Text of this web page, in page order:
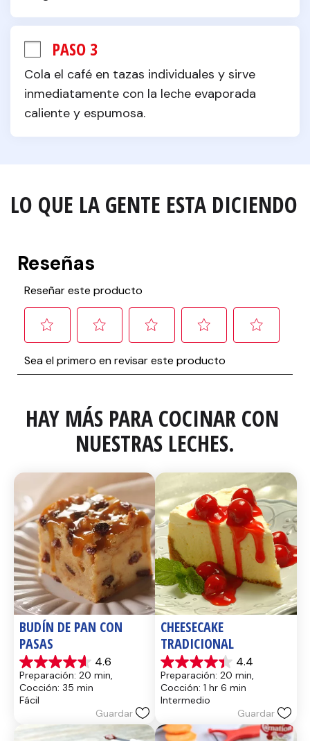
PASO 3
Cola el café en tazas individuales y sirve
inmediatamente con la leche evaporada
caliente y espumosa.
LO QUE LA GENTE ESTA DICIENDO
HAY MÁS PARA COCINAR CON
NUESTRAS LECHES.
BUDÍN DE PAN CON
PASAS
4.6
4.6
de
5
estrellas.
reseñas
Preparación: 20 min,
Cocción: 35 min
Fácil
Guardar
CHEESECAKE
TRADICIONAL
4.4
4.4
de
5
estrellas.
reseñas
Preparación: 20 min,
Cocción: 1 hr 6 min
Intermedio
Guardar